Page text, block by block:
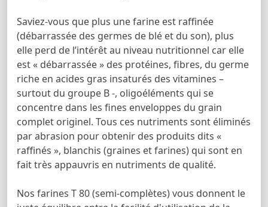
Saviez-vous que plus une farine est raffinée
(débarrassée des germes de blé et du son), plus
elle perd de l’intérêt au niveau nutritionnel car elle
est « débarrassée » des protéines, fibres, du germe
riche en acides gras insaturés des vitamines –
surtout du groupe B -, oligoéléments qui se
concentre dans les fines enveloppes du grain
complet originel. Tous ces nutriments sont éliminés
par abrasion pour obtenir des produits dits «
raffinés », blanchis (graines et farines) qui sont en
fait très appauvris en nutriments de qualité.
Nos farines T 80 (semi-complètes) vous donnent le